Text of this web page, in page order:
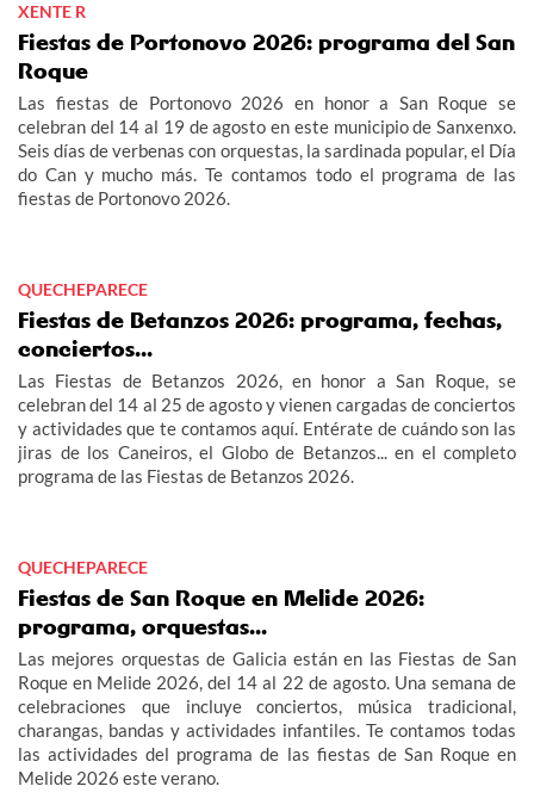
XENTE R
Fiestas de Portonovo 2026: programa del San
Roque
Las fiestas de Portonovo 2026 en honor a San Roque se
celebran del 14 al 19 de agosto en este municipio de Sanxenxo.
Seis días de verbenas con orquestas, la sardinada popular, el Día
do Can y mucho más. Te contamos todo el programa de las
fiestas de Portonovo 2026.
QUECHEPARECE
Fiestas de Betanzos 2026: programa, fechas,
conciertos...
Las Fiestas de Betanzos 2026, en honor a San Roque, se
celebran del 14 al 25 de agosto y vienen cargadas de conciertos
y actividades que te contamos aquí. Entérate de cuándo son las
jiras de los Caneiros, el Globo de Betanzos... en el completo
programa de las Fiestas de Betanzos 2026.
QUECHEPARECE
Fiestas de San Roque en Melide 2026:
programa, orquestas...
Las mejores orquestas de Galicia están en las Fiestas de San
Roque en Melide 2026, del 14 al 22 de agosto. Una semana de
celebraciones que incluye conciertos, música tradicional,
charangas, bandas y actividades infantiles. Te contamos todas
las actividades del programa de las fiestas de San Roque en
Melide 2026 este verano.